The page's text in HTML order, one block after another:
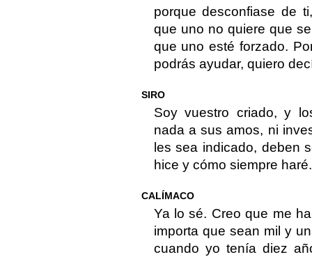
porque desconfiase de
que uno no quiere que
que uno esté forzado.
podrás ayudar, quiero
SIRO
Soy vuestro criado, y
nada a sus amos, ni
les sea indicado, deben
hice y cómo siempre haré.
CALÍMACO
Ya lo sé. Creo que me
importa que sean mil y
cuando yo tenía diez